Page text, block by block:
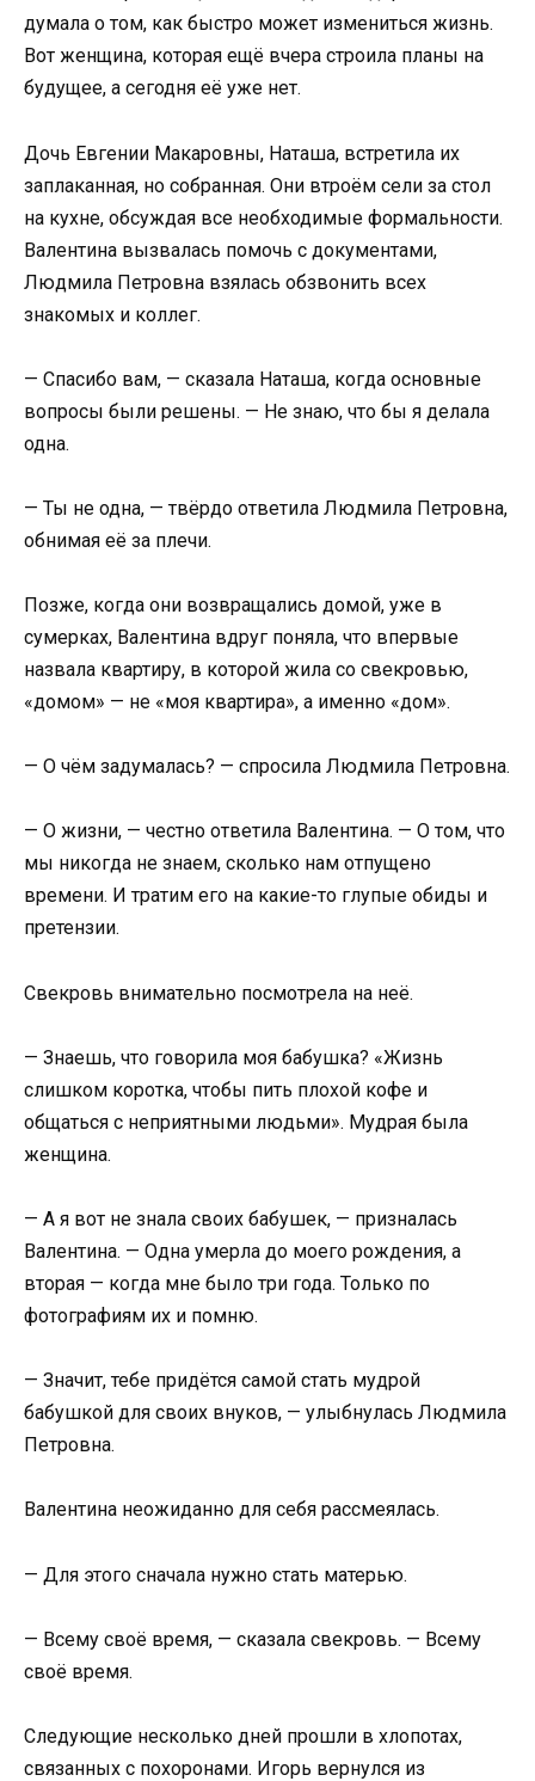
думала о том, как быстро может измениться жизнь.
Вот женщина, которая ещё вчера строила планы на
будущее, а сегодня её уже нет.
Дочь Евгении Макаровны, Наташа, встретила их
заплаканная, но собранная. Они втроём сели за стол
на кухне, обсуждая все необходимые формальности.
Валентина вызвалась помочь с документами,
Людмила Петровна взялась обзвонить всех
знакомых и коллег.
— Спасибо вам, — сказала Наташа, когда основные
вопросы были решены. — Не знаю, что бы я делала
одна.
— Ты не одна, — твёрдо ответила Людмила Петровна,
обнимая её за плечи.
Позже, когда они возвращались домой, уже в
сумерках, Валентина вдруг поняла, что впервые
назвала квартиру, в которой жила со свекровью,
«домом» — не «моя квартира», а именно «дом».
— О чём задумалась? — спросила Людмила Петровна.
— О жизни, — честно ответила Валентина. — О том, что
мы никогда не знаем, сколько нам отпущено
времени. И тратим его на какие-то глупые обиды и
претензии.
Свекровь внимательно посмотрела на неё.
— Знаешь, что говорила моя бабушка? «Жизнь
слишком коротка, чтобы пить плохой кофе и
общаться с неприятными людьми». Мудрая была
женщина.
— А я вот не знала своих бабушек, — призналась
Валентина. — Одна умерла до моего рождения, а
вторая — когда мне было три года. Только по
фотографиям их и помню.
— Значит, тебе придётся самой стать мудрой
бабушкой для своих внуков, — улыбнулась Людмила
Петровна.
Валентина неожиданно для себя рассмеялась.
— Для этого сначала нужно стать матерью.
— Всему своё время, — сказала свекровь. — Всему
своё время.
Следующие несколько дней прошли в хлопотах,
связанных с похоронами. Игорь вернулся из